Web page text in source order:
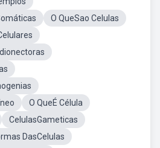
O QueSao Celulas
O QueÉ Célula
CelulasGameticas
DasCelulas